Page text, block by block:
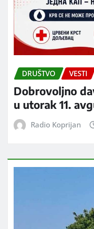
DRUŠTVO VESTI
Dobrovoljno
u utorak 11.
Radio Koprijan